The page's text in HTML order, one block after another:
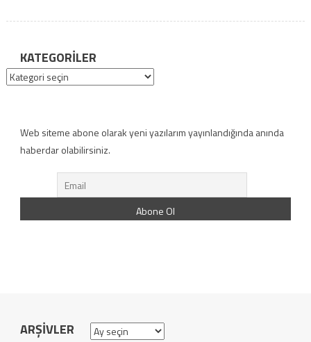
KATEGORILER
Kategoriler
Web siteme abone olarak yeni yazılarım yayınlandığında anında
haberdar olabilirsiniz.
ARŞIVLER Arşivler